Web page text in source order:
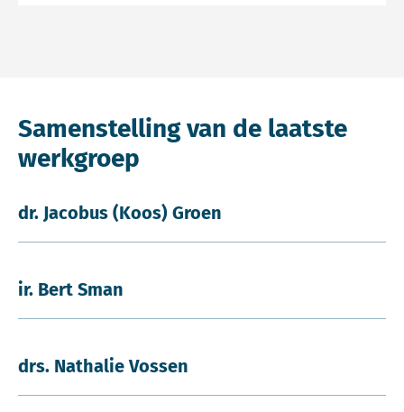
Samenstelling van de laatste
werkgroep
dr. Jacobus (Koos) Groen
ir. Bert Sman
drs. Nathalie Vossen